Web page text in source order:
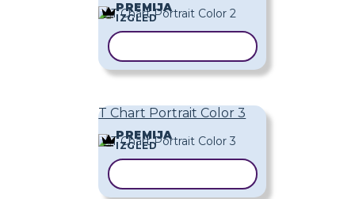
PREMIJA
IZGLED
T Chart Portrait Color 3
PREMIJA
IZGLED